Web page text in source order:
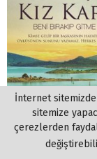
İnternet
sitemize
çerezlerden